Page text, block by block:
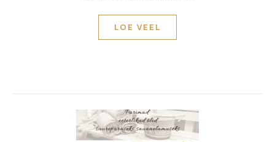
LOE VEEL